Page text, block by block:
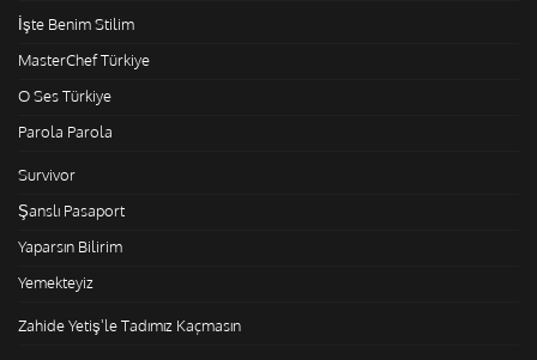
İşte Benim Stilim
MasterChef Türkiye
O Ses Türkiye
Parola Parola
Survivor
Şanslı Pasaport
Yaparsın Bilirim
Yemekteyiz
Zahide Yetiş'le Tadımız Kaçmasın